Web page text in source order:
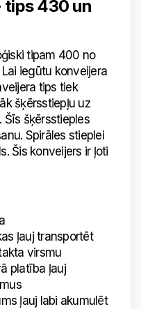
tips 430 un
tipam 400 no
iegūtu konveijera
tips tiek
šķērsstiepļu uz
šķērsstieples
Spirāles stieplei
Šis konveijers ir ļoti
ļauj transportēt
virsmu
platība ļauj
ļauj labi akumulēt